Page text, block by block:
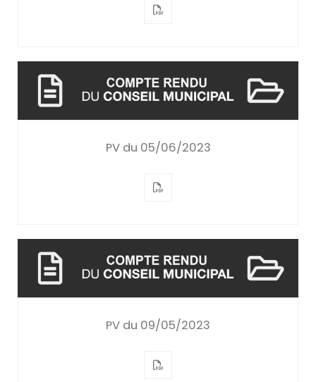
PV du 05/06/2023
PV du 09/05/2023